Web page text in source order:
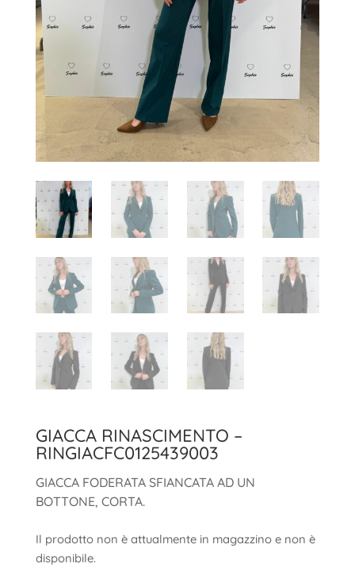
GIACCA RINASCIMENTO –
RINGIACFC0125439003
GIACCA FODERATA SFIANCATA AD UN
BOTTONE, CORTA.
Il prodotto non è attualmente in magazzino e non è
disponibile.